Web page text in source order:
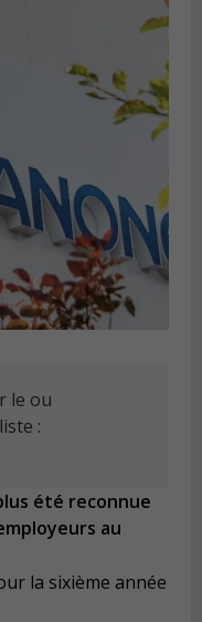
le ou
:
été reconnue
au
la sixième année